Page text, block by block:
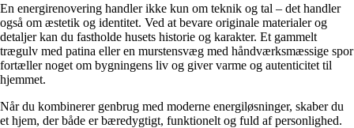
En energirenovering handler ikke kun om teknik og tal – det handler
også om æstetik og identitet. Ved at bevare originale materialer og
detaljer kan du fastholde husets historie og karakter. Et gammelt
trægulv med patina eller en murstensvæg med håndværksmæssige spor
fortæller noget om bygningens liv og giver varme og autenticitet til
hjemmet.
Når du kombinerer genbrug med moderne energiløsninger, skaber du
et hjem, der både er bæredygtigt, funktionelt og fuld af personlighed.